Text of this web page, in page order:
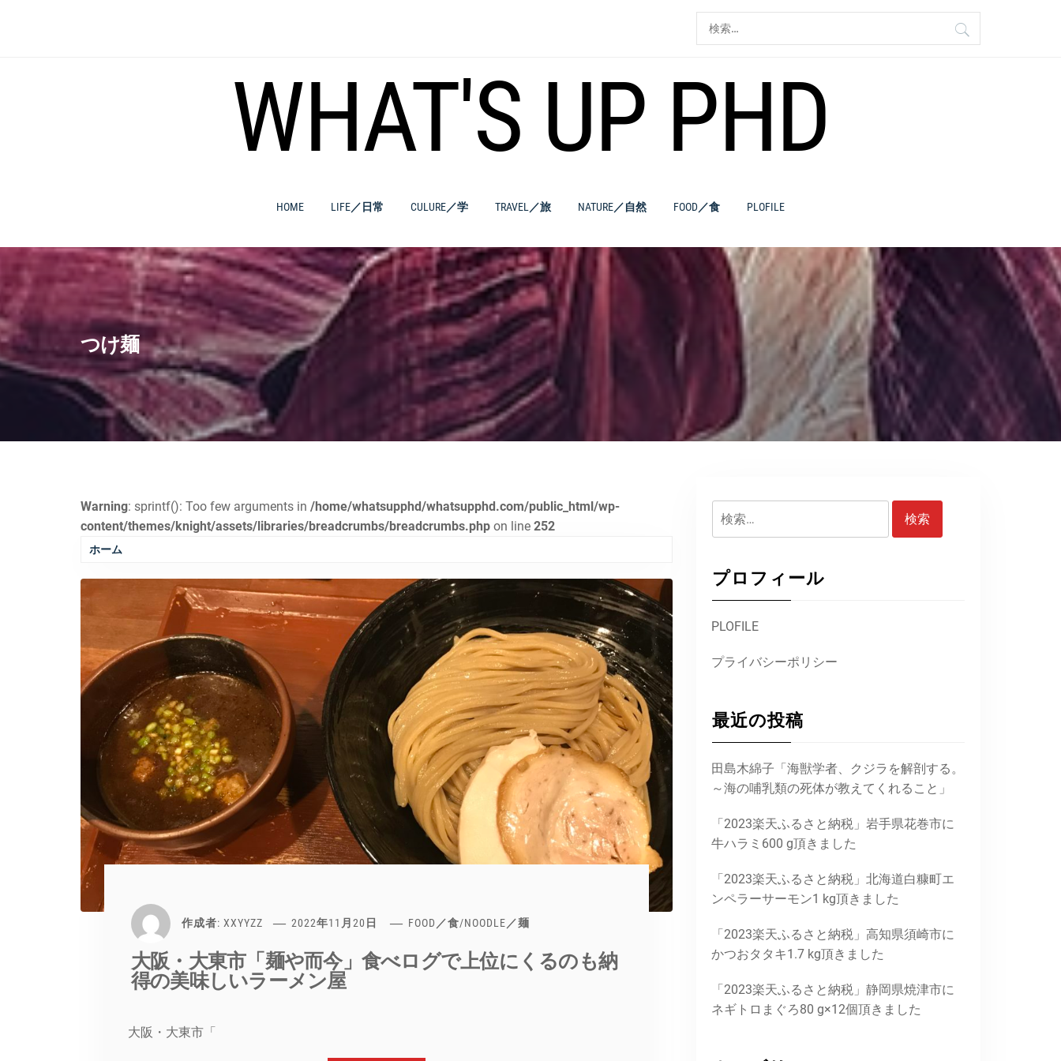
索:
WHAT'S UP PHD
HOME LIFE／日常 CULURE／学 TRAVEL／旅 NATURE／自然 FOOD／食 PLOFILE
つけ麺
Warning: sprintf(): Too few arguments in /home/whatsupphd/whatsupphd.com/public_html/wp-
content/themes/knight/assets/libraries/breadcrumbs/breadcrumbs.php on line 252
ホーム
作成者: XXYYZZ 2022年11月20日 FOOD／食/NOODLE／麺
大阪・大東市「麺や而今」食べログで上位にくるのも納
得の美味しいラーメン屋
大阪・大東市「
検
索:
プロフィール
PLOFILE
プライバシーポリシー
最近の投稿
田島木綿子「海獣学者、クジラを解剖する。
～海の哺乳類の死体が教えてくれること」
「2023楽天ふるさと納税」岩手県花巻市に
牛ハラミ600 g頂きました
「2023楽天ふるさと納税」北海道白糠町エ
ンペラーサーモン1 kg頂きました
「2023楽天ふるさと納税」高知県須崎市に
かつおタタキ1.7 kg頂きました
「2023楽天ふるさと納税」静岡県焼津市に
ネギトロまぐろ80 g×12個頂きました